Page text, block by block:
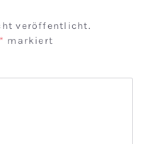
veröffentlicht.
* markiert